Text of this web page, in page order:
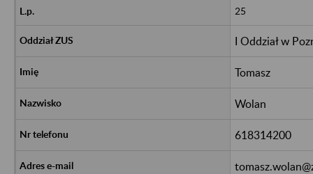
25
I Oddział w
Tomasz
Wolan
618314200